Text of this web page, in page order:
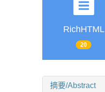
RichHTML
20
摘要/Abstract